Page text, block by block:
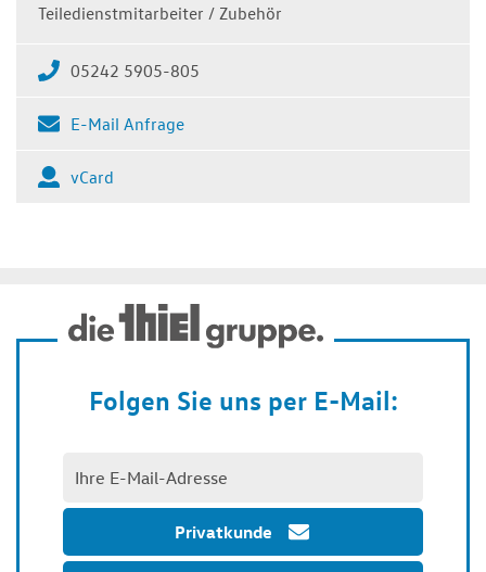
Teiledienstmitarbeiter / Zubehör
05242 5905-805
E-Mail Anfrage
vCard
Folgen Sie uns per E-Mail:
Privatkunde